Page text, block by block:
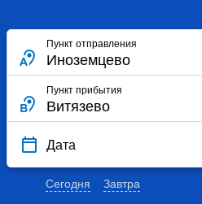
Пункт отправления
Пункт прибытия
Дата
Сегодня Завтра